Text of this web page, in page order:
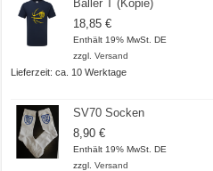
Baller T (Kopie)
18,85€
Enthält 19% MwSt. DE
zzgl.Versand
Lieferzeit: ca. 10 Werktage
SV70 Socken
8,90€
Enthält 19% MwSt. DE
zzgl.Versand